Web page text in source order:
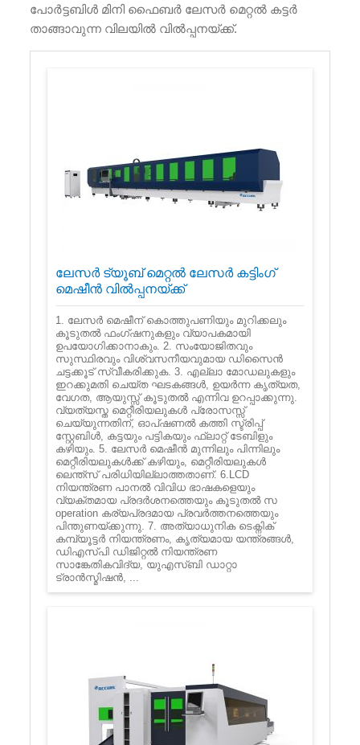
പോർട്ടബിൾ മിനി ഫൈബർ ലേസർ മെറ്റൽ കട്ടർ
താങ്ങാവുന്ന വിലയിൽ വിൽപ്പനയ്ക്ക്.
ലേസർ ട്യൂബ് മെറ്റൽ ലേസർ കട്ടിംഗ്
മെഷീൻ വിൽപ്പനയ്ക്ക്
1. ലേസർ മെഷീന് കൊത്തുപണിയും മുറിക്കലും
കൂടുതൽ ഫംഗ്ഷനുകളും വ്യാപകമായി
ഉപയോഗിക്കാനാകും. 2. സംയോജിതവും
സുസ്ഥിരവും വിശ്വസനീയവുമായ ഡിസൈൻ
ചട്ടക്കൂട് സ്വീകരിക്കുക. 3. എല്ലാ മോഡലുകളും
ഇറക്കുമതി ചെയ്ത ഘടകങ്ങൾ, ഉയർന്ന കൃത്യത,
വേഗത, ആയുസ്സ് കൂടുതൽ എന്നിവ ഉറപ്പാക്കുന്നു.
വ്യത്യസ്ത മെറ്റീരിയലുകൾ പ്രോസസ്സ്
ചെയ്യുന്നതിന്, ഓപ്‌ഷണൽ കത്തി സ്ട്രിപ്പ്
സ്റ്റേബിൾ, കട്ടയും പട്ടികയും ഫ്ലാറ്റ് ടേബിളും
കഴിയും. 5. ലേസർ മെഷീൻ മുന്നിലും പിന്നിലും
മെറ്റീരിയലുകൾക്ക് കഴിയും, മെറ്റീരിയലുകൾ
ലെന്ത്സ് പരിധിയില്ലാത്തതാണ്. 6.LCD
നിയന്ത്രണ പാനൽ വിവിധ ഭാഷകളെയും
വ്യക്തമായ പ്രദർശനത്തെയും കൂടുതൽ സ
operation കര്യപ്രദമായ പ്രവർത്തനത്തെയും
പിന്തുണയ്ക്കുന്നു. 7. അത്യാധുനിക ടെക്നിക്
കമ്പ്യൂട്ടർ നിയന്ത്രണം, കൃത്യമായ യന്ത്രങ്ങൾ,
ഡിഎസ്പി ഡിജിറ്റൽ നിയന്ത്രണ
സാങ്കേതികവിദ്യ, യുഎസ്ബി ഡാറ്റാ
ട്രാൻസ്മിഷൻ, ...